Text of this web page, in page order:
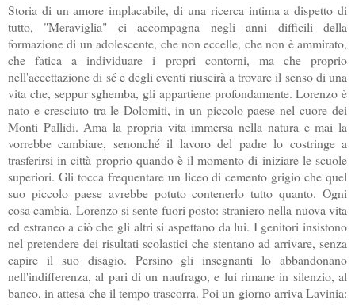
Storia di un amore implacabile, di una ricerca intima a dispetto di
tutto, "Meraviglia" ci accompagna negli anni difficili della
formazione di un adolescente, che non eccelle, che non è ammirato,
che fatica a individuare i propri contorni, ma che proprio
nell'accettazione di sé e degli eventi riuscirà a trovare il senso di una
vita che, seppur sghemba, gli appartiene profondamente. Lorenzo è
nato e cresciuto tra le Dolomiti, in un piccolo paese nel cuore dei
Monti Pallidi. Ama la propria vita immersa nella natura e mai la
vorrebbe cambiare, senonché il lavoro del padre lo costringe a
trasferirsi in città proprio quando è il momento di iniziare le scuole
superiori. Gli tocca frequentare un liceo di cemento grigio che quel
suo piccolo paese avrebbe potuto contenerlo tutto quanto. Ogni
cosa cambia. Lorenzo si sente fuori posto: straniero nella nuova vita
ed estraneo a ciò che gli altri si aspettano da lui. I genitori insistono
nel pretendere dei risultati scolastici che stentano ad arrivare, senza
capire il suo disagio. Persino gli insegnanti lo abbandonano
nell'indifferenza, al pari di un naufrago, e lui rimane in silenzio, al
banco, in attesa che il tempo trascorra. Poi un giorno arriva Lavinia: